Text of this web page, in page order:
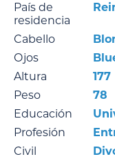
País de
residencia
Cabello
Ojos
Altura
177
Peso
78
Educación
Profesión
Civil